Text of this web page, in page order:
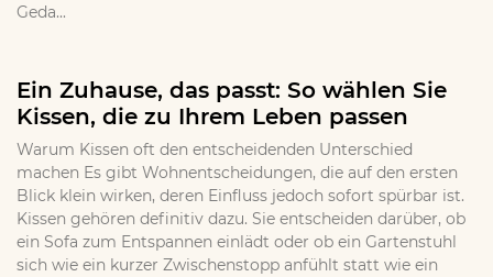
Geda...
Ein Zuhause, das passt: So wählen Sie
Kissen, die zu Ihrem Leben passen
Warum Kissen oft den entscheidenden Unterschied
machen Es gibt Wohnentscheidungen, die auf den ersten
Blick klein wirken, deren Einfluss jedoch sofort spürbar ist.
Kissen gehören definitiv dazu. Sie entscheiden darüber, ob
ein Sofa zum Entspannen einlädt oder ob ein Gartenstuhl
sich wie ein kurzer Zwischenstopp anfühlt statt wie ein